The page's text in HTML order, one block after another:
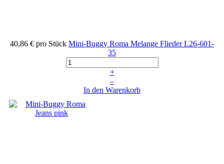
40,86 € pro Stück Mini-Buggy Roma Melange FliederL26-601-
35
+
–
In den Warenkorb